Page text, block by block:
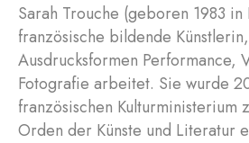
Sarah Trouche (geboren 1983
französische bildende
Ausdrucksformen Performance,
Fotografie arbeitet. Sie wurde
französischen Kulturministerium
Orden der Künste und Literatur